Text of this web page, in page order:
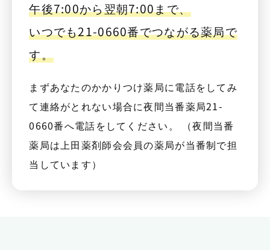
午後7:00から翌朝7:00まで、
いつでも21-0660番でつながる薬局で
す。
まずあなたのかかりつけ薬局に電話をしてみ
て連絡がとれない場合に夜間当番薬局21-
0660番へ電話をしてください。 （夜間当番
薬局は上田薬剤師会会員の薬局が当番制で担
当しています）